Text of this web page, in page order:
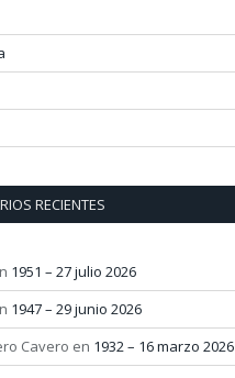
RECIENTES
1951 – 27 julio 2026
1947 – 29 junio 2026
Cavero en 1932 – 16 marzo 2026